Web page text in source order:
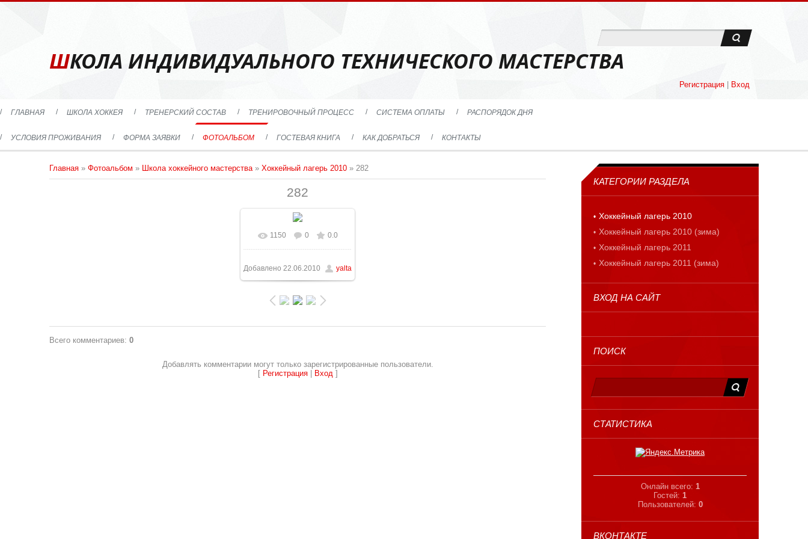
ШКОЛА ИНДИВИДУАЛЬНОГО ТЕХНИЧЕСКОГО МАСТЕРСТВА
Регистрация Вход
ГЛАВНАЯ ШКОЛА ХОККЕЯ ТРЕНЕРСКИЙ СОСТАВ ТРЕНИРОВОЧНЫЙ ПРОЦЕСС СИСТЕМА ОПЛАТЫ РАСПОРЯДОК ДНЯ
УСЛОВИЯ ПРОЖИВАНИЯ ФОРМА ЗАЯВКИ ФОТОАЛЬБОМ ГОСТЕВАЯ КНИГА КАК ДОБРАТЬСЯ КОНТАКТЫ
Главная » Фотоальбом » Школа хоккейного мастерства» Хоккейный лагерь 2010 » 282
282
В реальном размере
1228x921/ 161.9Kb
1150 0 0.0
Добавлено 22.06.2010 yalta
Всего комментариев: 0
Добавлять комментарии могут только зарегистрированные пользователи.
[ Регистрация| Вход ]
КАТЕГОРИИ РАЗДЕЛА
Хоккейный лагерь 2010
Хоккейный лагерь 2010 (зима)
Хоккейный лагерь 2011
Хоккейный лагерь 2011 (зима)
ВХОД НА САЙТ
ПОИСК
СТАТИСТИКА
Онлайн всего: 1
Гостей: 1
Пользователей: 0
ВКОНТАКТЕ